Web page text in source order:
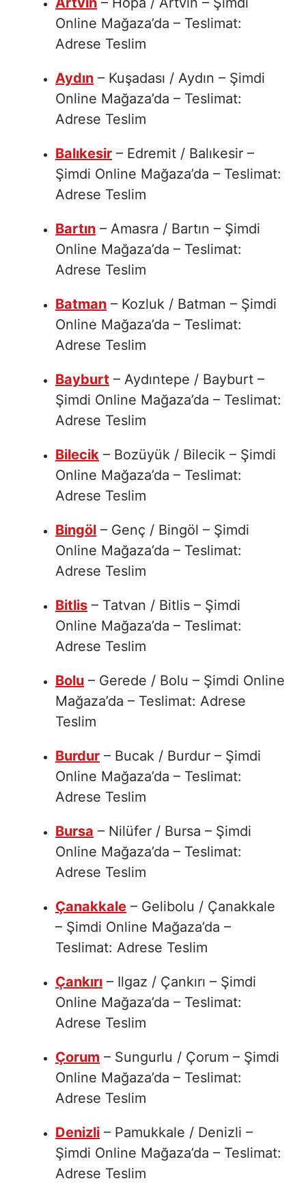
Online Mağaza’da – Teslimat:
Adrese Teslim
Aydın – Kuşadası / Aydın – Şimdi
Online Mağaza’da – Teslimat:
Adrese Teslim
Balıkesir – Edremit / Balıkesir –
Şimdi Online Mağaza’da – Teslimat:
Adrese Teslim
Bartın – Amasra / Bartın – Şimdi
Online Mağaza’da – Teslimat:
Adrese Teslim
Batman – Kozluk / Batman – Şimdi
Online Mağaza’da – Teslimat:
Adrese Teslim
Bayburt – Aydıntepe / Bayburt –
Şimdi Online Mağaza’da – Teslimat:
Adrese Teslim
Bilecik – Bozüyük / Bilecik – Şimdi
Online Mağaza’da – Teslimat:
Adrese Teslim
Bingöl – Genç / Bingöl – Şimdi
Online Mağaza’da – Teslimat:
Adrese Teslim
Bitlis – Tatvan / Bitlis – Şimdi
Online Mağaza’da – Teslimat:
Adrese Teslim
Bolu – Gerede / Bolu – Şimdi Online
Mağaza’da – Teslimat: Adrese
Teslim
Burdur – Bucak / Burdur – Şimdi
Online Mağaza’da – Teslimat:
Adrese Teslim
Bursa – Nilüfer / Bursa – Şimdi
Online Mağaza’da – Teslimat:
Adrese Teslim
Çanakkale – Gelibolu / Çanakkale
– Şimdi Online Mağaza’da –
Teslimat: Adrese Teslim
Çankırı – Ilgaz / Çankırı – Şimdi
Online Mağaza’da – Teslimat:
Adrese Teslim
Çorum – Sungurlu / Çorum – Şimdi
Online Mağaza’da – Teslimat:
Adrese Teslim
Denizli – Pamukkale / Denizli –
Şimdi Online Mağaza’da – Teslimat:
Adrese Teslim